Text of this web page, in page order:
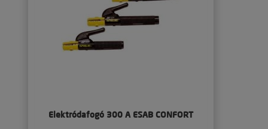
Elektródafogó 300 A ESAB CONFORT